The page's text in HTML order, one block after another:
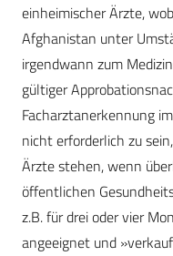
einheimischer Ärzte,
Afghanistan unter
irgendwann zum
gültiger
Facharztanerkennung
nicht erforderlich zu
Ärzte stehen, wenn
öffentlichen
z.B. für drei oder vier
angeeignet und